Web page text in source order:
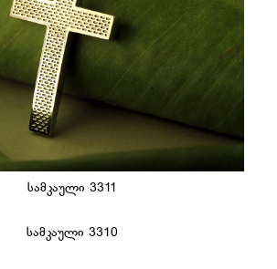
სამკაული 3311
სამკაული 3310